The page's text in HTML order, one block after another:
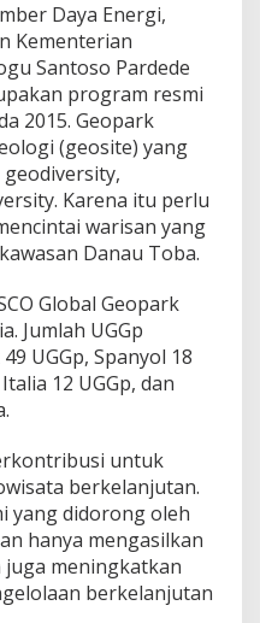
Daya Energi,
Kementerian
Santoso Pardede
program resmi
2015. Geopark
(geosite) yang
Karena itu perlu
warisan yang
Danau Toba.
Global Geopark
Jumlah UGGp
UGGp, Spanyol 18
12 UGGp, dan
untuk
berkelanjutan.
yang didorong oleh
hanya mengasilkan
meningkatkan
berkelanjutan